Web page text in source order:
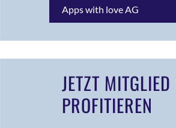
Apps with love AG
JETZT
PROFITIEREN